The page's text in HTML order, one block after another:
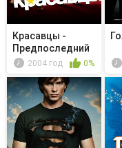
Красавцы -
Предпоследний
2004 год 0%